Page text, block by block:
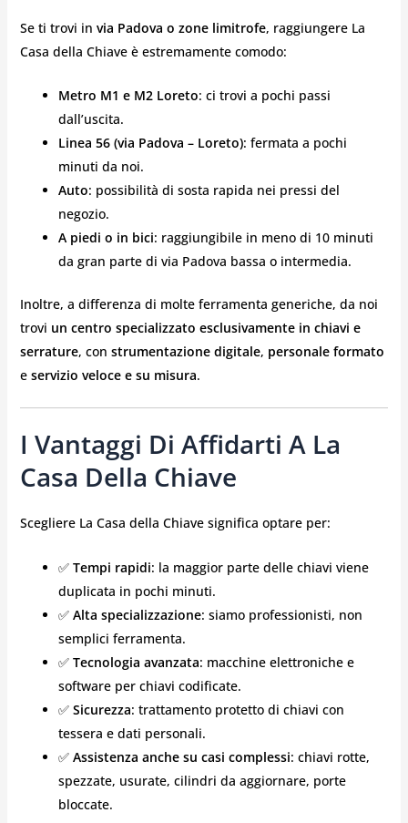
Se ti trovi in via Padova o zone limitrofe, raggiungere La
Casa della Chiave è estremamente comodo:
Metro M1 e M2 Loreto: ci trovi a pochi passi
dall’uscita.
Linea 56 (via Padova – Loreto): fermata a pochi
minuti da noi.
Auto: possibilità di sosta rapida nei pressi del
negozio.
A piedi o in bici: raggiungibile in meno di 10 minuti
da gran parte di via Padova bassa o intermedia.
Inoltre, a differenza di molte ferramenta generiche, da noi
trovi un centro specializzato esclusivamente in chiavi e
serrature, con strumentazione digitale, personale formato
e servizio veloce e su misura.
I Vantaggi Di Affidarti A La
Casa Della Chiave
Scegliere La Casa della Chiave significa optare per:
✅ Tempi rapidi: la maggior parte delle chiavi viene
duplicata in pochi minuti.
✅ Alta specializzazione: siamo professionisti, non
semplici ferramenta.
✅ Tecnologia avanzata: macchine elettroniche e
software per chiavi codificate.
✅ Sicurezza: trattamento protetto di chiavi con
tessera e dati personali.
✅ Assistenza anche su casi complessi: chiavi rotte,
spezzate, usurate, cilindri da aggiornare, porte
bloccate.